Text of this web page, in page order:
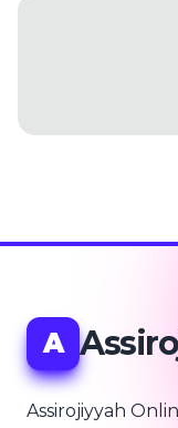
A
Assirojiyyah